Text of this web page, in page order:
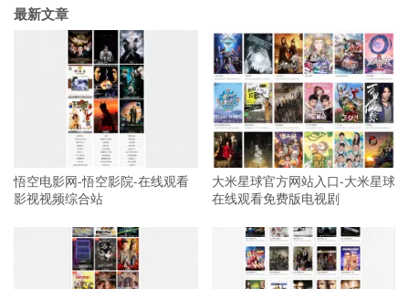
最新文章
悟空电影网-悟空影院-在线观看
影视视频综合站
大米星球官方网站入口-大米星球
在线观看免费版电视剧